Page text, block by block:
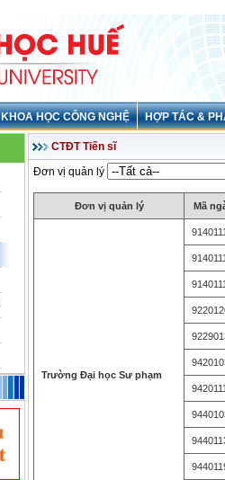
KHOA HỌC CÔNG NGHỆ HỢP TÁC &
CTĐT Tiến sĩ
Đơn vị quản lý
Đơn vị quản lý Mã
Trường Đại học Sư phạm